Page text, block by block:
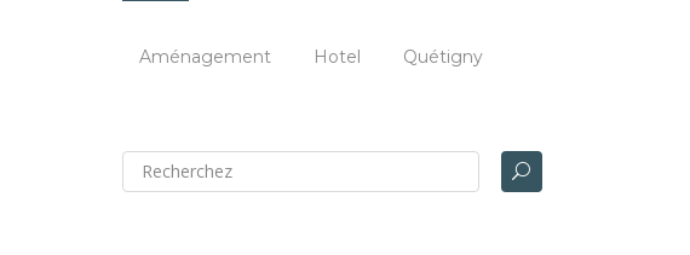
Aménagement Hotel Quétigny